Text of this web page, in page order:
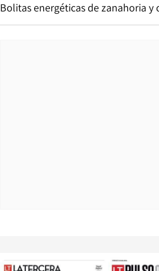
Bolitas energéticas de zanahoria y
Opens in